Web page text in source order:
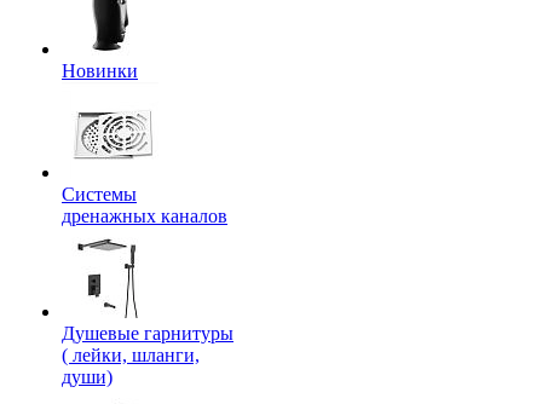
Новинки
Системы
дренажных каналов
Душевые гарнитуры
( лейки, шланги,
души)